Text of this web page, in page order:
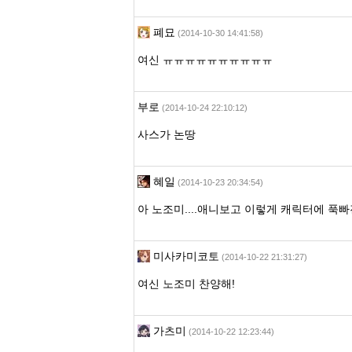
폐묘 (2014-10-30 14:41:58)
여신 ㅠㅠㅠㅠㅠㅠㅠㅠㅠㅠ
부로 (2014-10-24 22:10:12)
사스가 논땅
혜일 (2014-10-23 20:34:54)
아 노조미....애니보고 이렇게 캐릭터에 푹
미사카미코토 (2014-10-22 21:31:27)
여신 노조미 찬양해!
가츠미 (2014-10-22 12:23:44)